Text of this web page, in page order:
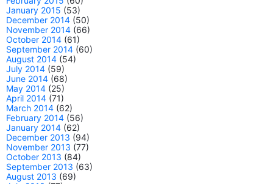
January 2015 (53)
December 2014 (50)
November 2014 (66)
October 2014 (61)
September 2014 (60)
August 2014 (54)
July 2014 (59)
June 2014 (68)
May 2014 (25)
April 2014 (71)
March 2014 (62)
February 2014 (56)
January 2014 (62)
December 2013 (94)
November 2013 (77)
October 2013 (84)
September 2013 (63)
August 2013 (69)